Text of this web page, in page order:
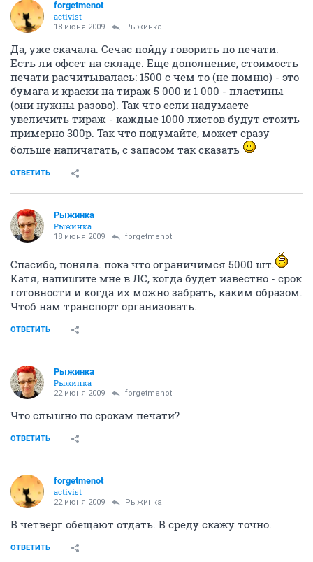
forgetmenot
activist
18 июня 2009 Рыжинка
Да, уже скачала. Сечас пойду говорить по печати.
Есть ли офсет на складе. Еще дополнение, стоимость
печати расчитывалась: 1500 с чем то (не помню) - это
бумага и краски на тираж 5 000 и 1 000 - пластины
(они нужны разово). Так что если надумаете
увеличить тираж - каждые 1000 листов будут стоить
примерно 300р. Так что подумайте, может сразу
больше напичатать, с запасом так сказать
ОТВЕТИТЬ
Рыжинка
Рыжинка
18 июня 2009 forgetmenot
Спасибо, поняла. пока что ограничимся 5000 шт.
Катя, напишите мне в ЛС, когда будет известно - срок
готовности и когда их можно забрать, каким образом.
Чтоб нам транспорт организовать.
ОТВЕТИТЬ
Рыжинка
Рыжинка
22 июня 2009 forgetmenot
Что слышно по срокам печати?
ОТВЕТИТЬ
forgetmenot
activist
22 июня 2009 Рыжинка
В четверг обещают отдать. В среду скажу точно.
ОТВЕТИТЬ